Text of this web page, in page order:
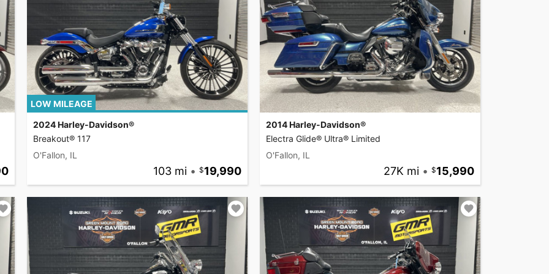
LOW MILEAGE
2024 Harley-Davidson®
Breakout® 117
O'Fallon, IL
103 mi • 19,990
2014 Harley-Davidson®
Electra Glide® Ultra® Limited
O'Fallon, IL
27K mi • 15,990